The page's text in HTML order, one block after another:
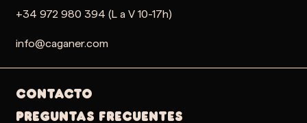
+34 972 980 394 (L a V 10-17h)
info@caganer.com
Contacto
PREGUNTAS FRECUENTES